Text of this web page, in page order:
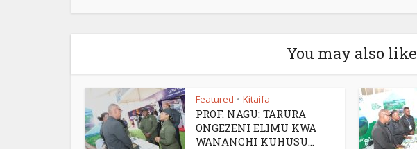
You may also like
Featured • Kitaifa
PROF. NAGU: TARURA
ONGEZENI ELIMU KWA
WANANCHI KUHUSU...